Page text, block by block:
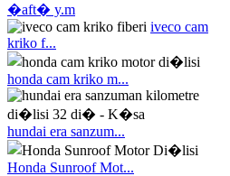
�aft� y.m
iveco cam
kriko f...
honda cam kriko m...
hundai era sanzum...
Honda Sunroof Mot...